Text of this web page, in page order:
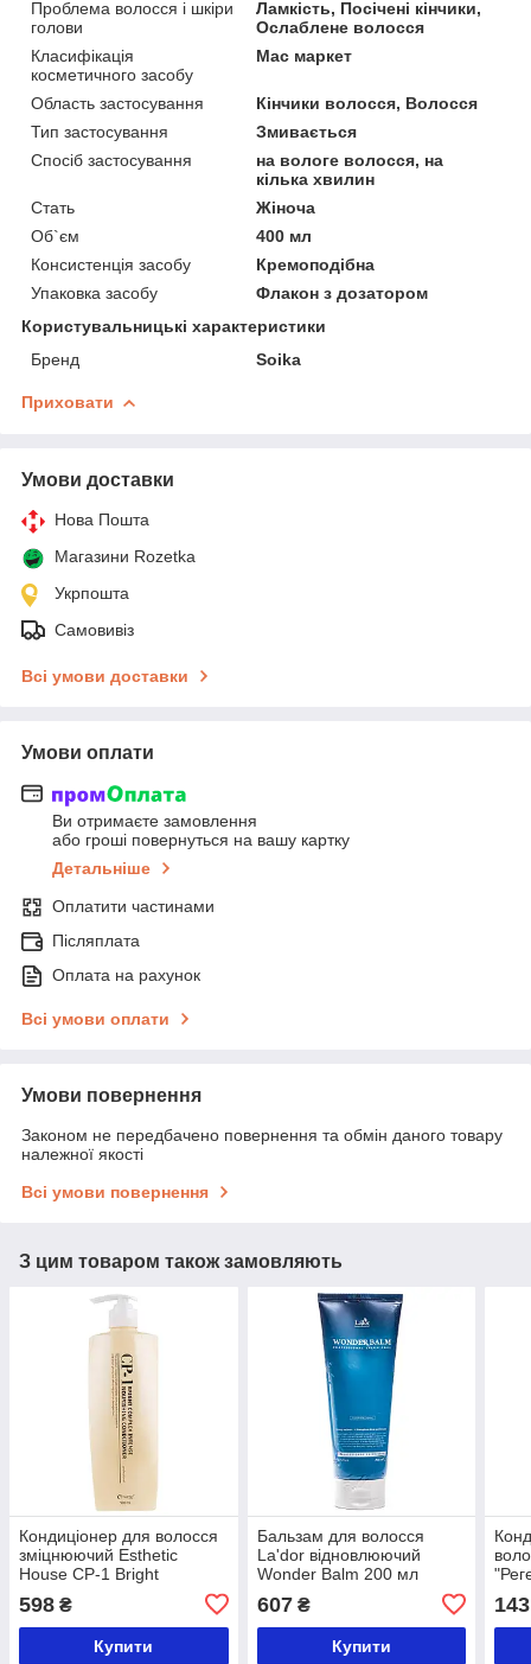
Проблема волосся і шкіри
голови
Ламкість, Посічені кінчики,
Ослаблене волосся
Класифікація
косметичного засобу
Мас маркет
Область застосування
Кінчики волосся, Волосся
Тип застосування
Змивається
Спосіб застосування
на вологе волосся, на
кілька хвилин
Стать
Жіноча
Об`єм
400 мл
Консистенція засобу
Кремоподібна
Упаковка засобу
Флакон з дозатором
Користувальницькі характеристики
Бренд
Soika
Приховати
Умови доставки
Нова Пошта
Магазини Rozetka
Укрпошта
Самовивіз
Всі умови доставки
Умови оплати
Ви отримаєте замовлення
або гроші повернуться на вашу картку
Детальніше
Оплатити частинами
Післяплата
Оплата на рахунок
Всі умови оплати
Умови повернення
Законом не передбачено повернення та обмін даного товару
належної якості
Всі умови повернення
З цим товаром також замовляють
Кондиціонер для волосся
зміцнюючий Esthetic
House CP-1 Bright
598 ₴
Купити
Бальзам для волосся
La'dor відновлюючий
Wonder Balm 200 мл
607₴
Купити
200
143